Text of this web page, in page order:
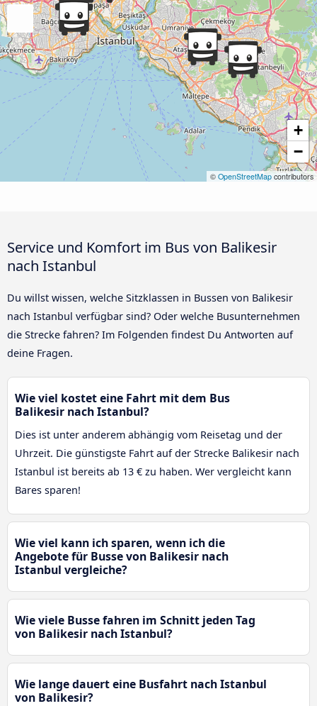
+
−
© OpenStreetMap contributors
Service und Komfort im Bus von Balikesir
nach Istanbul
Du willst wissen, welche Sitzklassen in Bussen von Balikesir
nach Istanbul verfügbar sind? Oder welche Busunternehmen
die Strecke fahren? Im Folgenden findest Du Antworten auf
deine Fragen.
Wie viel kostet eine Fahrt mit dem Bus
Balikesir nach Istanbul?
Dies ist unter anderem abhängig vom Reisetag und der
Uhrzeit. Die günstigste Fahrt auf der Strecke Balikesir nach
Istanbul ist bereits ab 13 € zu haben. Wer vergleicht kann
Bares sparen!
Wie viel kann ich sparen, wenn ich die
Angebote für Busse von Balikesir nach
Istanbul vergleiche?
Wie viele Busse fahren im Schnitt jeden Tag
von Balikesir nach Istanbul?
Wie lange dauert eine Busfahrt nach Istanbul
von Balikesir?